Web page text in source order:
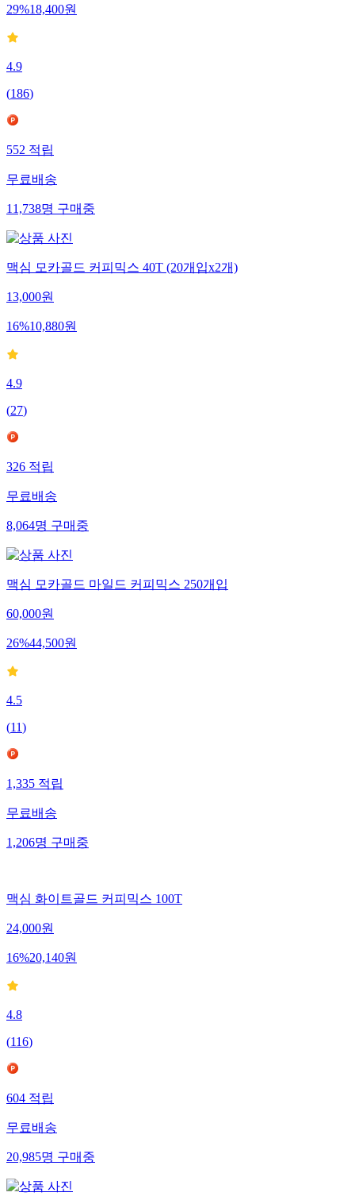
29%18,400원
4.9
(186)
552적립
무료배송
11,738명구매중
맥심 모카골드 커피믹스 40T (20개입x2개)
13,000원
16%10,880원
4.9
(27)
326적립
무료배송
8,064명구매중
맥심 모카골드 마일드 커피믹스 250개입
60,000원
26%44,500원
4.5
(11)
1,335적립
무료배송
1,206명구매중
맥심 화이트골드 커피믹스 100T
24,000원
16%20,140원
4.8
(116)
604적립
무료배송
20,985명구매중